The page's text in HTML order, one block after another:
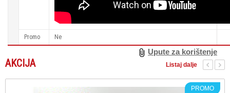
Promo Ne
Upute za korištenje
AKCIJA Listaj dalje
PROMO